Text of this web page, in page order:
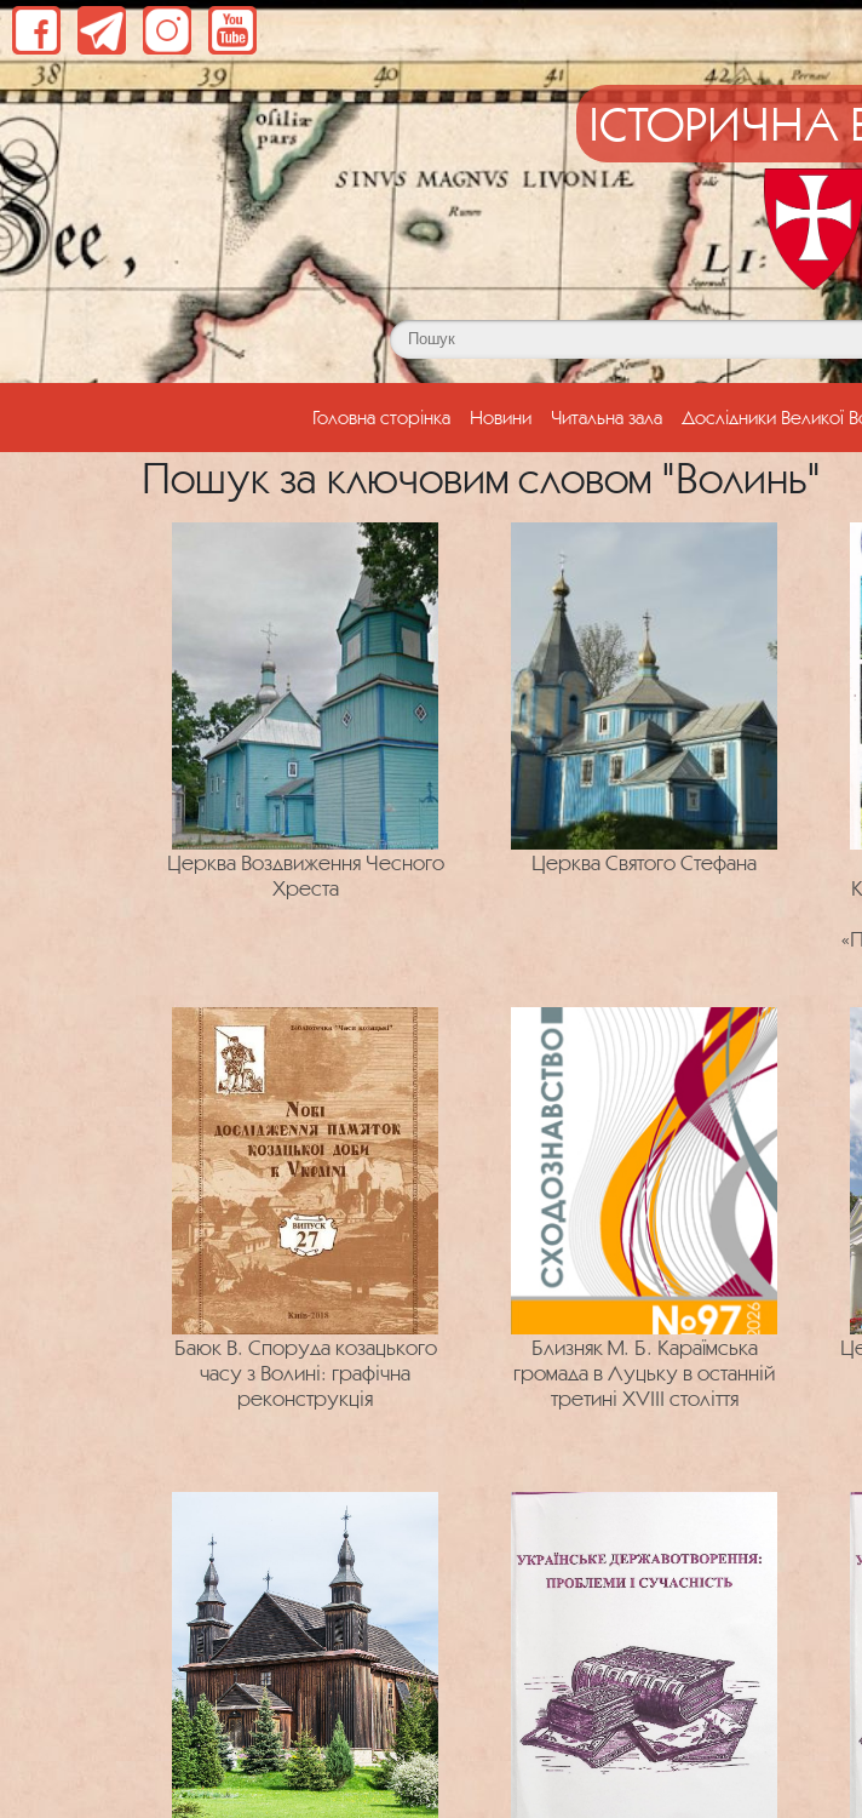
Головна сторінка(current)
Новини Читальна зала Дослідники Великої
Пошук за ключовим словом "Волинь"
Церква Воздвиження Чесного
Хреста
Церква Святого Стефана
Баюк В. Споруда козацького
часу з Волині: графічна
реконструкція
Близняк М. Б. Караїмська
громада в Луцьку в останній
третині XVIII століття